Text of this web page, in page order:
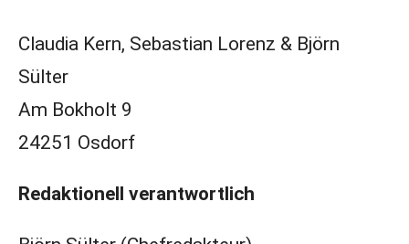
Claudia Kern, Sebastian Lorenz & Björn
Sülter
Am Bokholt 9
24251 Osdorf
Redaktionell verantwortlich